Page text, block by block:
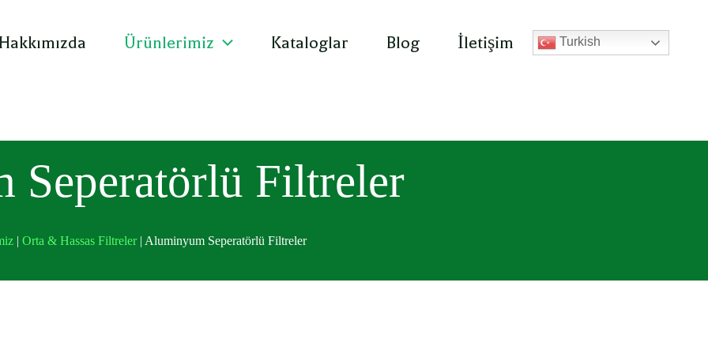
Hakkımızda Ürünlerimiz Kataloglar Blog İletişim Turkish
Seperatörlü Filtreler
| Orta & Hassas Filtreler| Aluminyum Seperatörlü Filtreler